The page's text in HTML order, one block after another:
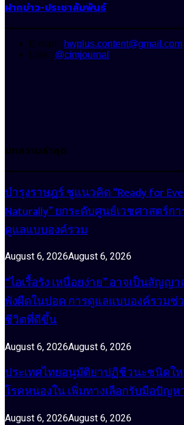
ฝากข่าว-ประชาสัมพันธ์
E-mail : hwplus.content@gmail.com
Line : @cimjournal
บทความล่าสุด
บำรุงราษฎร์ ชูแนวคิด “Ready for
Naturally” ยกระดับศูนย์เวชศาสตร์ก
ดูแลแบบองค์รวม
August 6, 2026August 6, 2026
“ไอเรื้อรัง เหนื่อยง่าย” อาจเป็นสัญญ
พังผืดในปอด การดูแลแบบองค์รวม
ชีวิตที่ดีขึ้น
August 6, 2026August 6, 2026
ประเทศไทยอนุมัติยาปฏิชีวนะชนิดใ
โรคหนองใน เพิ่มทางเลือกรับมือปัญห
August 6, 2026August 6, 2026